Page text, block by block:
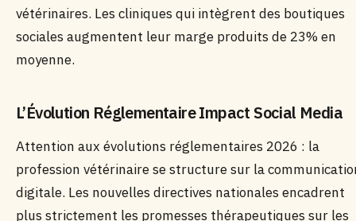
vétérinaires. Les cliniques qui intègrent des boutiques
sociales augmentent leur marge produits de 23% en
moyenne.
L’Évolution Réglementaire Impact Social Media
Attention aux évolutions réglementaires 2026 : la
profession vétérinaire se structure sur la
digitale. Les nouvelles directives nationales encadrent
plus strictement les promesses thérapeutiques sur les